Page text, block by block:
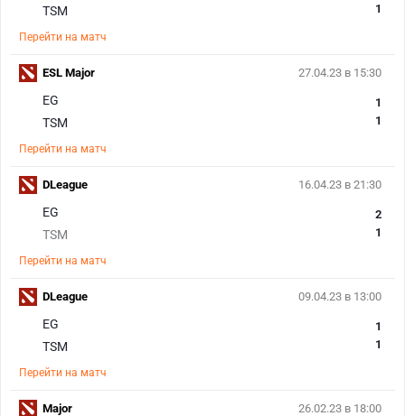
TSM
1
Перейти на матч
27.04.23 в 15:30
EG
TSM
1
1
Перейти на матч
ESL Major
16.04.23 в 21:30
EG
TSM
2
1
Перейти на матч
DLeague
09.04.23 в 13:00
EG
TSM
1
1
Перейти на матч
DLeague
26.02.23 в 18:00
Major